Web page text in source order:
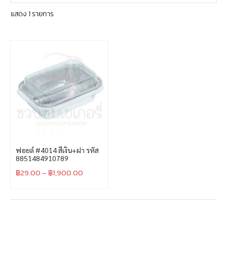
แสดง 1 รายการ
ฟอยล์ #4014 สีเงิน+ฝา รหัส
8851484910789
฿29.00– ฿1,900.00